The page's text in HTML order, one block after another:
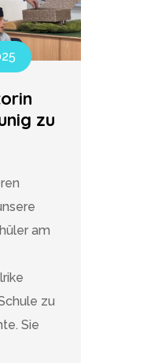
zu
am
zu
Sie